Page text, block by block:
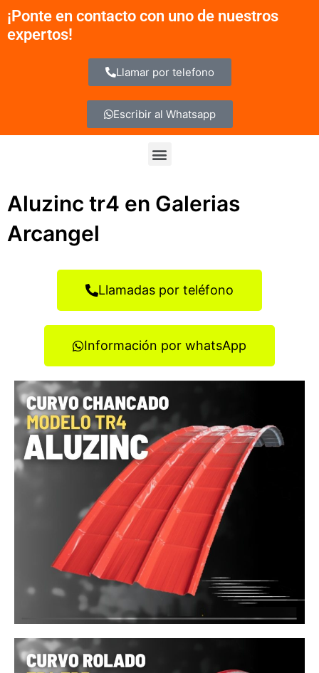
contenido
¡Ponte en contacto con uno de nuestros
expertos!
Llamar por telefono
Escribir al Whatsapp
Menu
Aluzinc tr4 en Galerias
Arcangel
Llamadas por teléfono
Información por whatsApp